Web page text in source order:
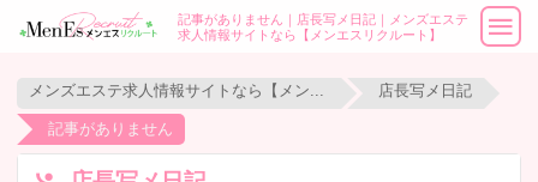
記事がありません｜店長写メ日記｜メンズエステ
求人情報サイトなら【メンエスリクルート】
店長写メ日記
記事がありません